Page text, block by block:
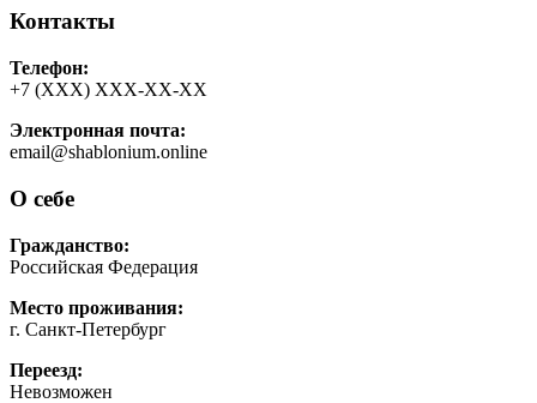
Контакты
Телефон:
+7 (ХХХ) ХХХ-ХХ-ХХ
Электронная почта:
email@shablonium.online
О себе
Гражданство:
Российская Федерация
Место проживания:
г. Санкт-Петербург
Переезд:
Невозможен